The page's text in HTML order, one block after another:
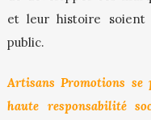
et leur histoire soient
public.
Artisans Promotions se
haute responsabilité